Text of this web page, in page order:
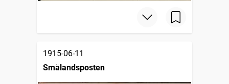
1915-06-11
Smålandsposten